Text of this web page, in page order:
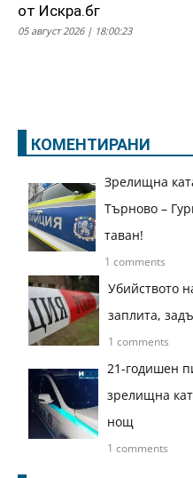
от Искра.бг
05 август 2026 | 18:00:23
КОМЕНТИРАНИ
Зрелищна
Търново –
таван!
1 comments
Убийството
заплита,
1 comments
21-годишен
зрелищна
нощ
1 comments